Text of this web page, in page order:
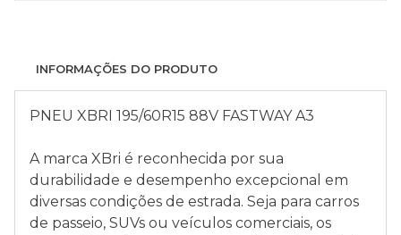
INFORMAÇÕES DO PRODUTO
PNEU XBRI 195/60R15 88V FASTWAY A3
A marca XBri é reconhecida por sua
durabilidade e desempenho excepcional em
diversas condições de estrada. Seja para carros
de passeio, SUVs ou veículos comerciais, os